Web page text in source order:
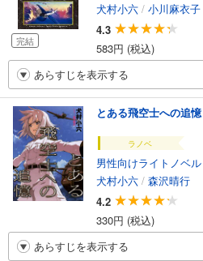
完結
犬村小六 / 小川麻衣子
4.3
583円 (税込)
あらすじを表示する
とある飛空士への追
ラノベ
男性向けライトノベル
犬村小六 / 森沢晴行
4.2
330円 (税込)
あらすじを表示する